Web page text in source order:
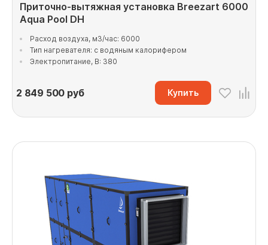
Приточно-вытяжная установка Breezart 6000
Aqua Pool DH
Расход воздуха, м3/час: 6000
Тип нагревателя: с водяным калорифером
Электропитание, В: 380
2 849 500 руб Купить